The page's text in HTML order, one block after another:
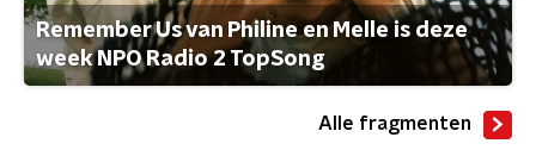
Remember Us van Philine en Melle is deze
week NPO Radio 2 TopSong
Alle fragmenten